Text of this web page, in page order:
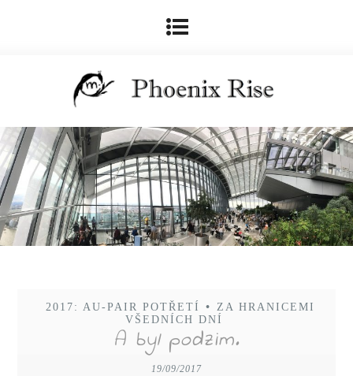
2017: AU-PAIR POTŘETÍ •
ZA HRANICEMI
VŠEDNÍCH DNÍ
A byl podzim.
19/09/2017